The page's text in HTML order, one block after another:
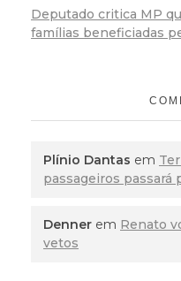
Deputado critica MP
famílias beneficiadas
Plínio Dantas em
passageiros passará
Denner em Renato
vetos